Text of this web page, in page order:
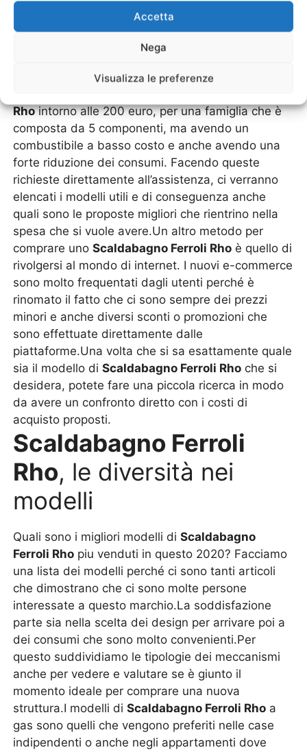
Accetta
Nega
Visualizza le preferenze
dire? Praticamente troviamo un’assistenza nei
rivenditori autorizzati che prendono in
considerazione tutte le problematiche di un cliente
che si vuole spendere.Ad esempio. Si ha
Rhointorno alle 200 euro, per una famiglia che è
composta da 5 componenti, ma avendo un
combustibile a basso costo e anche avendo una
forte riduzione dei consumi. Facendo queste
richieste direttamente all’assistenza, ci verranno
elencati i modelli utili e di conseguenza anche
quali sono le proposte migliori che rientrino nella
spesa che si vuole avere.Un altro metodo per
comprare unoScaldabagno Ferroli Rho è quello di
rivolgersi al mondo di internet. I nuovi e-commerce
sono molto frequentati dagli utenti perché è
rinomato il fatto che ci sono sempre dei prezzi
minori e anche diversi sconti o promozioni che
sono effettuate direttamente dalle
piattaforme.Una volta che si sa esattamente quale
sia il modello diScaldabagno Ferroli Rho che si
desidera, potete fare una piccola ricerca in modo
da avere un confronto diretto con i costi di
acquisto proposti.
Scaldabagno Ferroli
Rho, le diversità nei
modelli
Quali sono i migliori modelli diScaldabagno
Ferroli Rho piu venduti in questo 2020? Facciamo
una lista dei modelli perché ci sono tanti articoli
che dimostrano che ci sono molte persone
interessate a questo marchio.La soddisfazione
parte sia nella scelta dei design per arrivare poi a
dei consumi che sono molto convenienti.Per
questo suddividiamo le tipologie dei meccanismi
anche per vedere e valutare se è giunto il
momento ideale per comprare una nuova
struttura.I modelli diScaldabagno Ferroli Rho a
gas sono quelli che vengono preferiti nelle case
indipendenti o anche negli appartamenti dove